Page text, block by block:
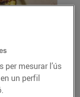
de
mesurar l’ús
un perfil